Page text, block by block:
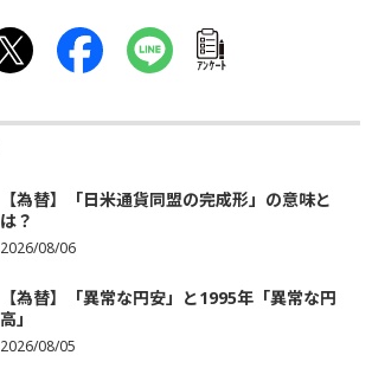
ｱﾝｹｰﾄ
【為替】「日米通貨同盟の完成形」の意味と
は？
2026/08/06
【為替】「異常な円安」と1995年「異常な円
高」
2026/08/05